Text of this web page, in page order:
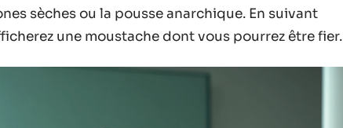
sèches ou la pousse anarchique. En suivant
une moustache dont vous pourrez être fier.